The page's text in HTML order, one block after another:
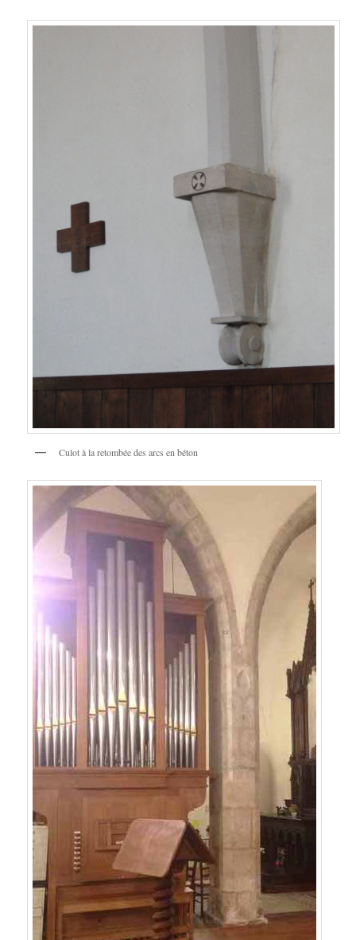
Culot à la retombée des arcs en béton